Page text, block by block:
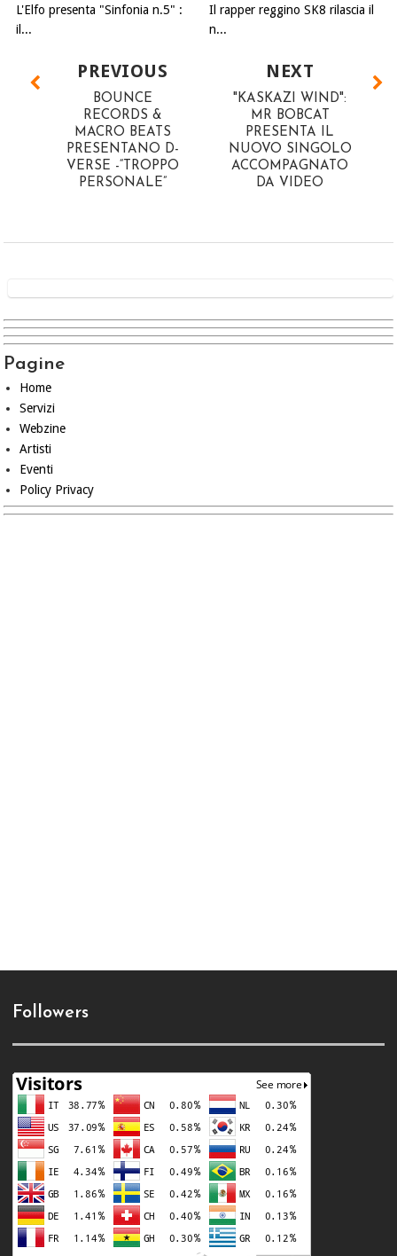
L'Elfo presenta "Sinfonia n.5" :
il...
Il rapper reggino SK8 rilascia il
n...
NEXT
"KASKAZI WIND":
MR BOBCAT
PRESENTA IL
NUOVO SINGOLO
ACCOMPAGNATO
DA VIDEO
PREVIOUS
BOUNCE
RECORDS &
MACRO BEATS
PRESENTANO D-
VERSE -“TROPPO
PERSONALE”
Pagine
Home
Servizi
Webzine
Artisti
Eventi
Policy Privacy
Followers